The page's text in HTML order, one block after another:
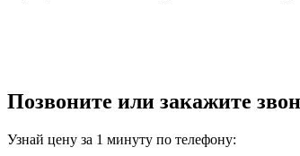
Позвоните или закажите
Узнай цену за 1 минуту по телефону: